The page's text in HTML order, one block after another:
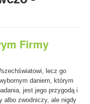
i wiele innych.
Firmy
lecz go
daniem, którym
jest jego przygodą i
albo zwodniczy, ale nigdy